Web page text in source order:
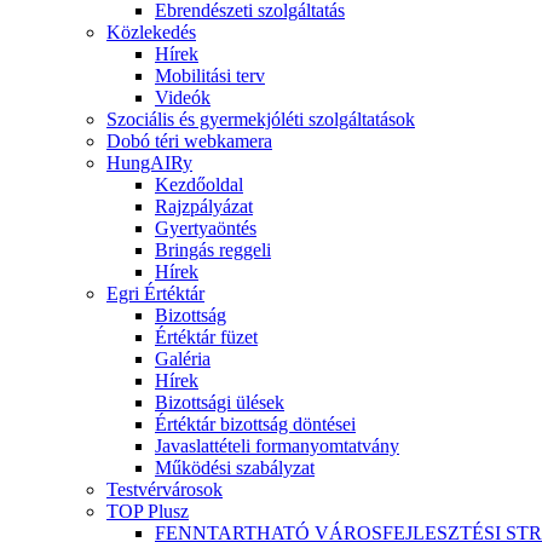
Ebrendészeti szolgáltatás
Közlekedés
Hírek
Mobilitási terv
Videók
Szociális és gyermekjóléti szolgáltatások
Dobó téri webkamera
HungAIRy
Kezdőoldal
Rajzpályázat
Gyertyaöntés
Bringás reggeli
Hírek
Egri Értéktár
Bizottság
Értéktár füzet
Galéria
Hírek
Bizottsági ülések
Értéktár bizottság döntései
Javaslattételi formanyomtatvány
Működési szabályzat
Testvérvárosok
TOP Plusz
FENNTARTHATÓ VÁROSFEJLESZTÉSI